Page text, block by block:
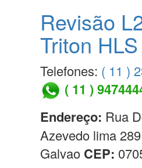
Revisão
Triton HLS
Telefones: ( 11 )
( 11 )
Endereço: Rua
Azevedo lima
Galvao CEP: